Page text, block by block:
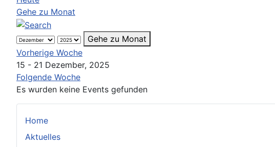
Home
Aktuelles
Gehe zu Monat
Gehe zu Monat
Vorherige Woche
15 - 21 Dezember, 2025
Folgende Woche
Es wurden keine Events gefunden